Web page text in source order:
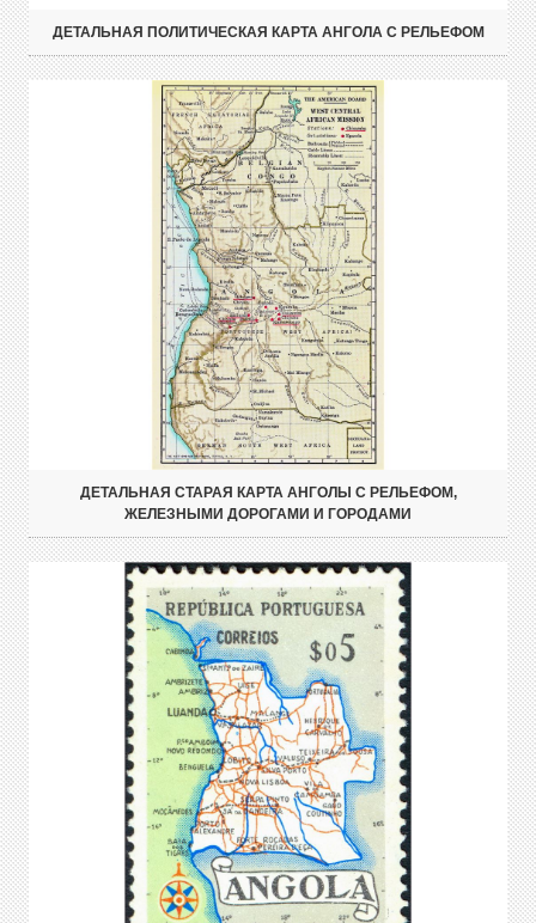
ДЕТАЛЬНАЯ ПОЛИТИЧЕСКАЯ КАРТА АНГОЛА С РЕЛЬЕФОМ
ДЕТАЛЬНАЯ СТАРАЯ КАРТА АНГОЛЫ С РЕЛЬЕФОМ,
ЖЕЛЕЗНЫМИ ДОРОГАМИ И ГОРОДАМИ